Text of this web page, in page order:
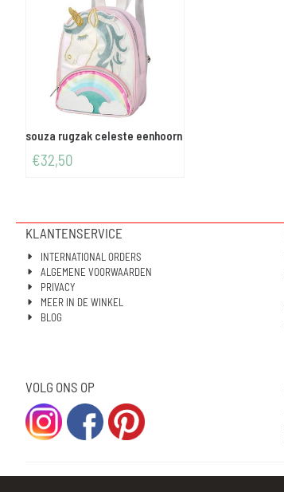
souza rugzak celeste eenhoorn
€32,50
KLANTENSERVICE
INTERNATIONAL ORDERS
ALGEMENE VOORWAARDEN
PRIVACY
MEER IN DE WINKEL
BLOG
VOLG ONS OP